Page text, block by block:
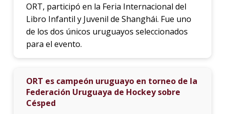
ORT, participó en la Feria Internacional del
Libro Infantil y Juvenil de Shanghái. Fue uno
de los dos únicos uruguayos seleccionados
para el evento.
ORT es campeón uruguayo en torneo de la
Federación Uruguaya de Hockey sobre
Césped